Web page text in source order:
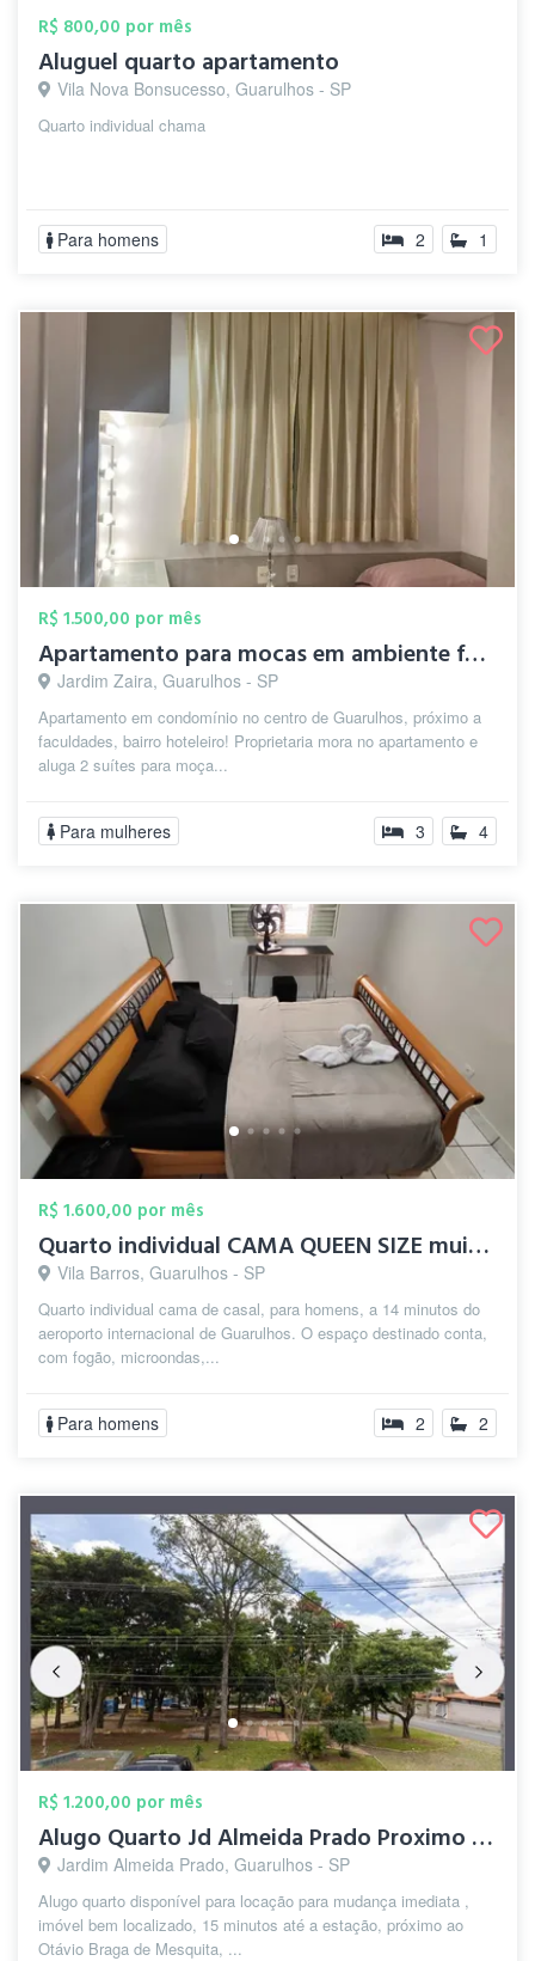
R$ 800,00 por mês
Aluguel quarto apartamento
Vila Nova Bonsucesso, Guarulhos - SP
Quarto individual chama
Para homens 2 1
R$ 1.500,00 por mês
Apartamento para mocas em ambiente famil...
Jardim Zaira, Guarulhos - SP
Apartamento em condomínio no centro de Guarulhos, próximo a
faculdades, bairro hoteleiro! Proprietaria mora no apartamento e
aluga 2 suítes para moça...
Para mulheres 3 4
R$ 1.600,00 por mês
Quarto individual CAMA QUEEN SIZE muito ...
Vila Barros, Guarulhos - SP
Quarto individual cama de casal, para homens, a 14 minutos do
aeroporto internacional de Guarulhos. O espaço destinado conta,
com fogão, microondas,...
Para homens 2 2
R$ 1.200,00 por mês
Alugo Quarto Jd Almeida Prado Proximo ao...
Jardim Almeida Prado, Guarulhos - SP
Alugo quarto disponível para locação para mudança imediata ,
imóvel bem localizado, 15 minutos até a estação, próximo ao
Otávio Braga de Mesquita, ...